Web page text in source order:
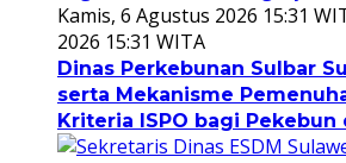
Kamis, 6 Agustus 2026 15:31
2026 15:31 WITA
Dinas Perkebunan Sulbar
serta Mekanisme
Kriteria ISPO bagi Pekebun